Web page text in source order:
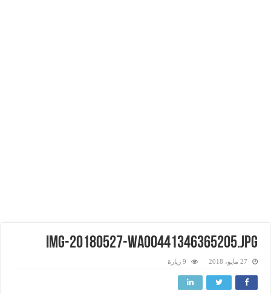
img-20180527-wa00441346365205.jpg
27 مايو، 2018 9 زيارة